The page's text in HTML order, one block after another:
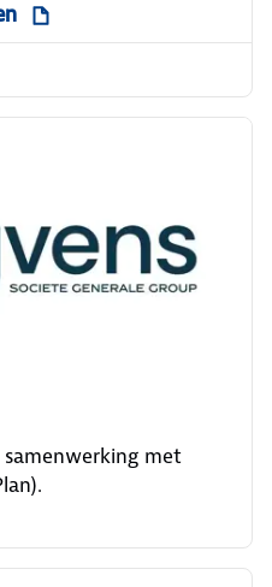
samenwerking met